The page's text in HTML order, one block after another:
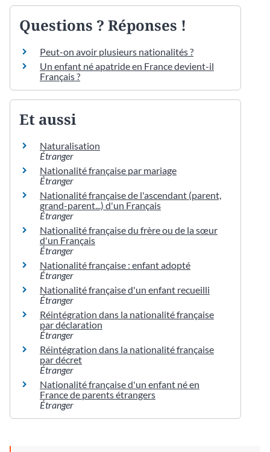
Questions ? Réponses !
Peut-on avoir plusieurs nationalités ?
Un enfant né apatride en France devient-il
Français ?
Et aussi
Naturalisation
Étranger
Nationalité française par mariage
Étranger
Nationalité française de l'ascendant (parent,
grand-parent...) d'un Français
Étranger
Nationalité française du frère ou de la sœur
d'un Français
Étranger
Nationalité française : enfant adopté
Étranger
Nationalité française d'un enfant recueilli
Étranger
Réintégration dans la nationalité française
par déclaration
Étranger
Réintégration dans la nationalité française
par décret
Étranger
Nationalité française d'un enfant né en
France de parents étrangers
Étranger